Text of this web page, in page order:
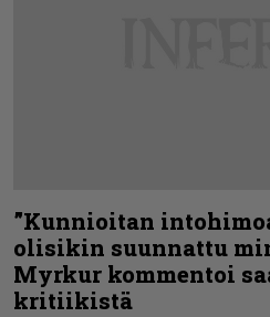
”Kunnioitan
olisikin suunnattu
Myrkur kommentoi
kritiikistä